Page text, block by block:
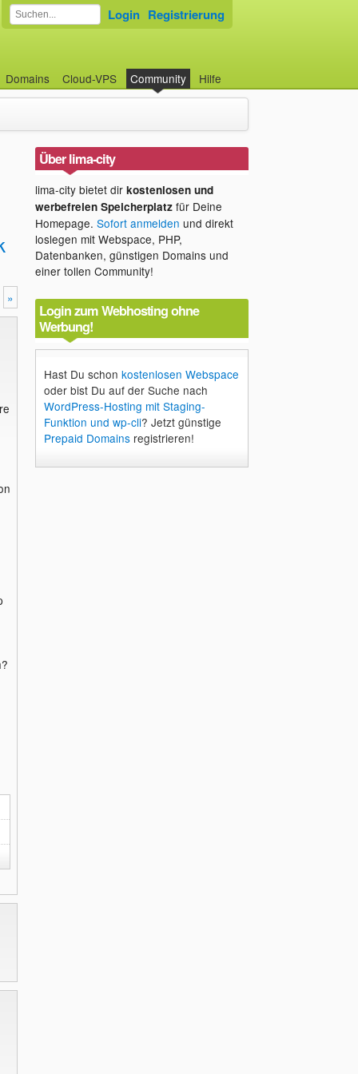
Domains Cloud-VPS Community Hilfe
Login Registrierung
»
Über lima-city
lima-city bietet dir kostenlosen und
werbefreien Speicherplatzfür Deine
Homepage. Sofort anmelden und direkt
loslegen mit Webspace, PHP,
Datenbanken, günstigen Domains und
einer tollen Community!
Login zum Webhosting ohne
Werbung!
Hast Du schon kostenlosen Webspace
oder bist Du auf der Suche nach
WordPress-Hosting mit Staging-
Funktion und wp-cli? Jetzt günstige
Prepaid Domainsregistrieren!